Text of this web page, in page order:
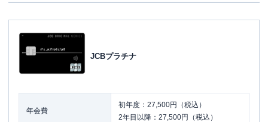
JCBプラチナ
年会費
初年度：27,500円（税込）
2年目以降：27,500円（税込）